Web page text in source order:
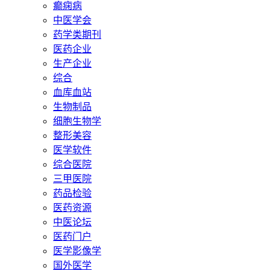
癫痫病
中医学会
药学类期刊
医药企业
生产企业
综合
血库血站
生物制品
细胞生物学
整形美容
医学软件
综合医院
三甲医院
药品检验
医药资源
中医论坛
医药门户
医学影像学
国外医学